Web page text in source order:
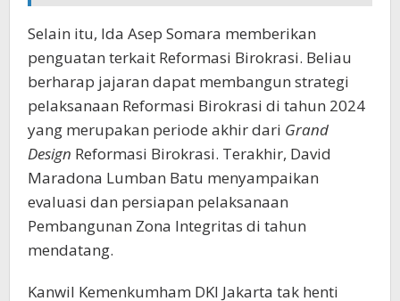
Selain itu, Ida Asep Somara memberikan
penguatan terkait Reformasi Birokrasi. Beliau
berharap jajaran dapat membangun strategi
pelaksanaan Reformasi Birokrasi di tahun 2024
yang merupakan periode akhir dari Grand
Design Reformasi Birokrasi. Terakhir, David
Maradona Lumban Batu menyampaikan
evaluasi dan persiapan pelaksanaan
Pembangunan Zona Integritas di tahun
mendatang.
Kanwil Kemenkumham DKI Jakarta tak henti